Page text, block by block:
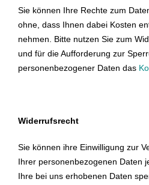
Sie können Ihre Rechte zum
ohne, dass Ihnen dabei Kosten
nehmen. Bitte nutzen Sie zum
und für die Aufforderung zur
personenbezogener Daten das
Widerrufsrecht
Sie können ihre Einwilligung zur
Ihrer personenbezogenen Daten
Ihre bei uns erhobenen Daten